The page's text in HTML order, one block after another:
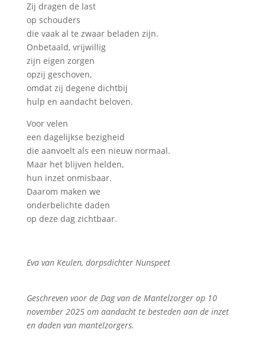
Zij dragen de last
op schouders
die vaak al te zwaar beladen zijn.
Onbetaald, vrijwillig
zijn eigen zorgen
opzij geschoven,
omdat zij degene dichtbij
hulp en aandacht beloven.
Voor velen
een dagelijkse bezigheid
die aanvoelt als een nieuw normaal.
Maar het blijven helden,
hun inzet onmisbaar.
Daarom maken we
onderbelichte daden
op deze dag zichtbaar.
Eva van Keulen, dorpsdichter Nunspeet
Geschreven voor de Dag van de Mantelzorger op 10
november 2025 om aandacht te besteden aan de inzet
en daden van mantelzorgers.